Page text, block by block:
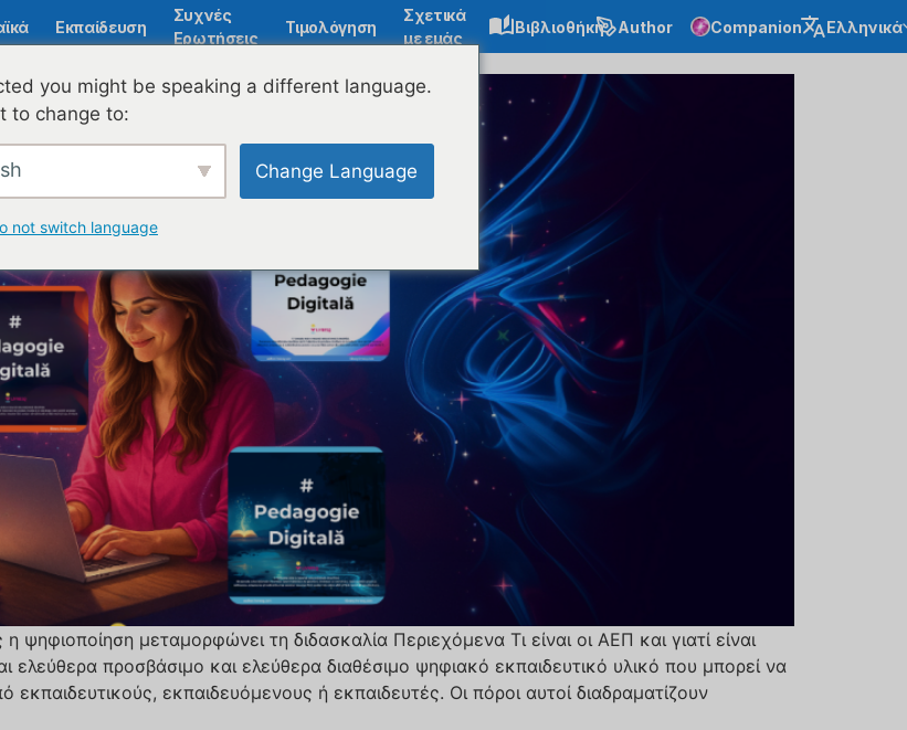
Εκπαίδευση
Συχνές
Ερωτήσεις
Τιμολόγηση
Σχετικά
με εμάς
Βιβλιοθήκη Author Companion Ελληνικά
ψηφιοποίηση μεταμορφώνει τη διδασκαλία
μεταμορφώνει τη διδασκαλία Περιεχόμενα Τι είναι οι ΑΕΠ και γιατί είναι
ελεύθερα προσβάσιμο και ελεύθερα διαθέσιμο ψηφιακό εκπαιδευτικό υλικό που μπορεί να
εκπαιδευτικούς, εκπαιδευόμενους ή εκπαιδευτές. Οι πόροι αυτοί διαδραματίζουν
you might be speaking a different language.
to change to:
Change Language
not switch language